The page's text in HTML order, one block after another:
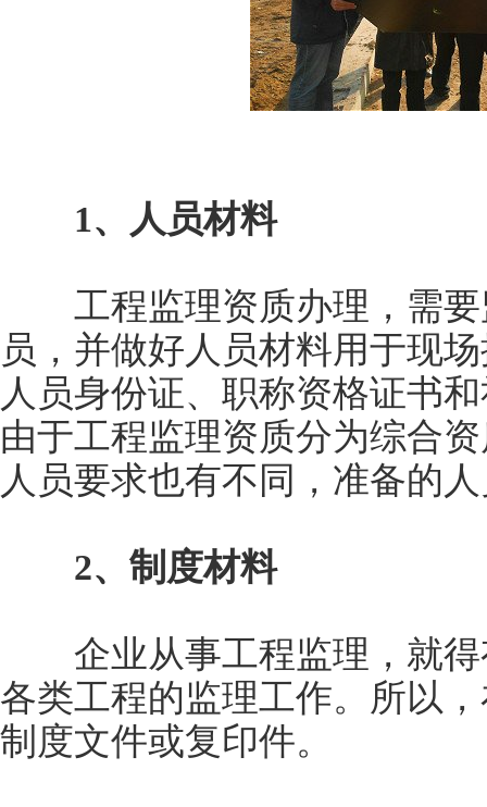
1、人员材料
工程监理资质办理，需要
员，并做好人员材料用于现
人员身份证、职称资格证书
由于工程监理资质分为综合
人员要求也有不同，准备的
2、制度材料
企业从事工程监理，就得
各类工程的监理工作。所以
制度文件或复印件。